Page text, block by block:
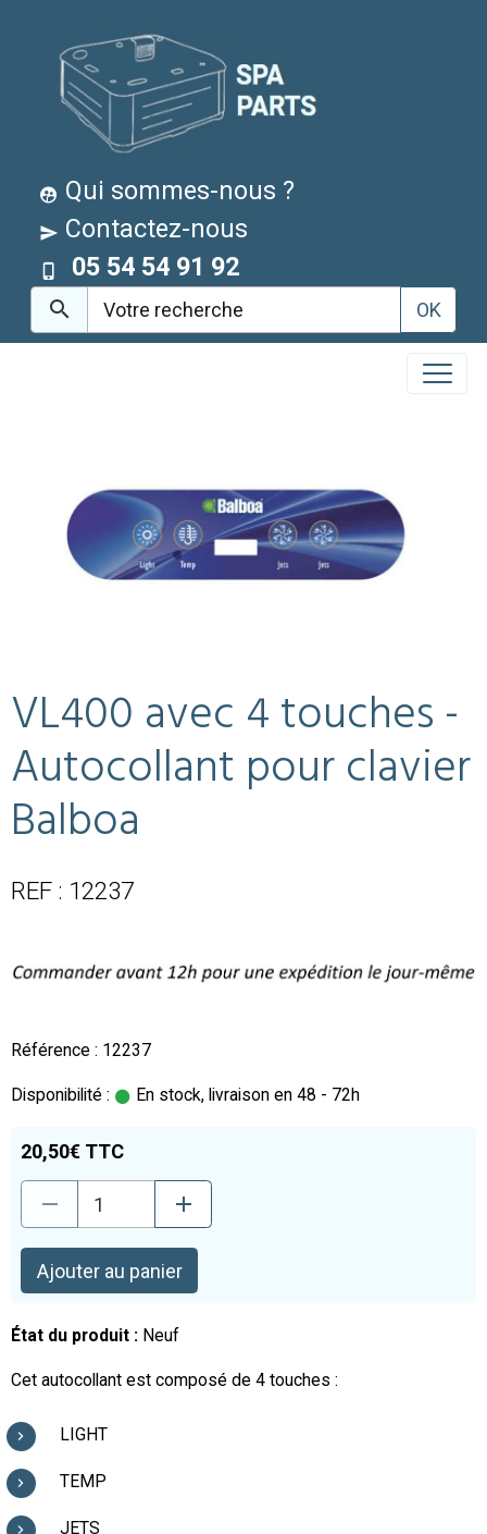
Qui sommes-nous ?
Contactez-nous
05 54 54 91 92
OK
VL400 avec 4 touches -
Autocollant pour clavier
Balboa
REF : 12237
Référence : 12237
Disponibilité : En stock, livraison en 48 - 72h
20,50€ TTC
Ajouter au panier
État du produit : Neuf
Cet autocollant est composé de 4 touches :
LIGHT
TEMP
JETS